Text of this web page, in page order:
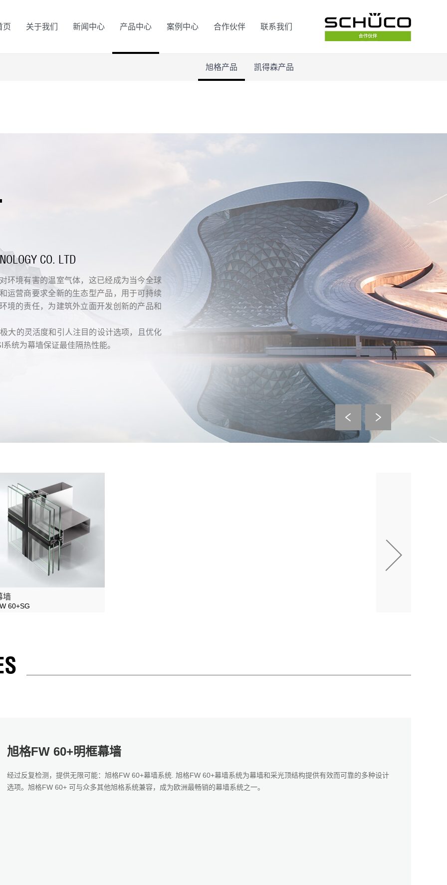
页 关于我们 新闻中心 产品中心 案例中心 合作伙伴 联系我们
旭格产品 凯得森产品
CO. LTD
环境有害的温室气体，这已经成为当今全球
运营商要求全新的生态型产品，用于可持续
境的责任，为建筑外立面开发创新的产品和
大的灵活度和引人注目的设计选项，且优化
统为幕墙保证最佳隔热性能。
墙
60+SG
旭格FW 60+明框幕墙
经过反复检测，提供无限可能：旭格FW 60+幕墙系统. 旭格FW 60+幕墙系统为幕墙和采光顶结构提供有效而可靠的多种设计
选项。旭格FW 60+ 可与众多其他旭格系统兼容，成为欧洲最畅销的幕墙系统之一。